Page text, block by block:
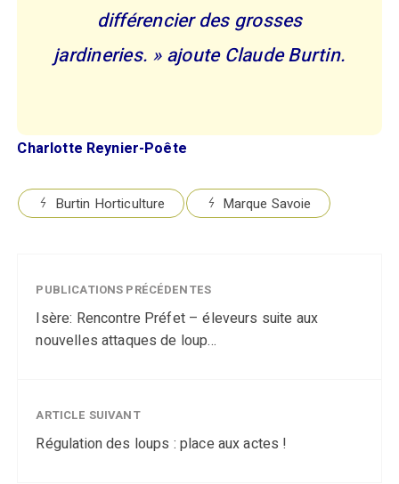
différencier des grosses
jardineries. » ajoute Claude Burtin.
Charlotte Reynier-Poête
Burtin Horticulture Marque Savoie
PUBLICATIONS PRÉCÉDENTES
Isère: Rencontre Préfet – éleveurs suite aux
nouvelles attaques de loup...
ARTICLE SUIVANT
Régulation des loups : place aux actes !